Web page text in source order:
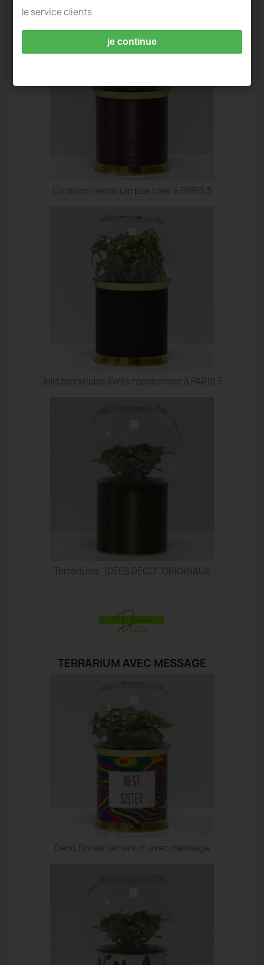
TERRARIUM IDÉES DECO - PARIS 5
Livraison terrarium pas cher à PARIS 5
Jolis terrariums livrés rapidement à PARIS 5
Terrariums "IDÉES DÉCO" ORIGINAUX
TERRARIUM AVEC MESSAGE
Deco florale terrarium avec message
le service clients
je continue